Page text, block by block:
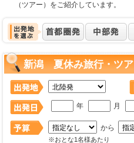
（ツアー）をご紹介しています。
新潟 夏休み旅行・ツ
年 月
から
※おとな1名様あたり